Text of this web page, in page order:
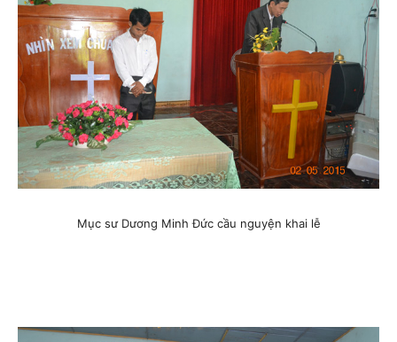
Mục sư Dương Minh Đức cầu nguyện khai lễ